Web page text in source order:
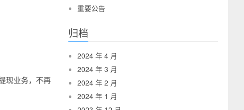
现业务，不再
重要公告
归档
2024 年 4 月
2024 年 3 月
2024 年 2 月
2024 年 1 月